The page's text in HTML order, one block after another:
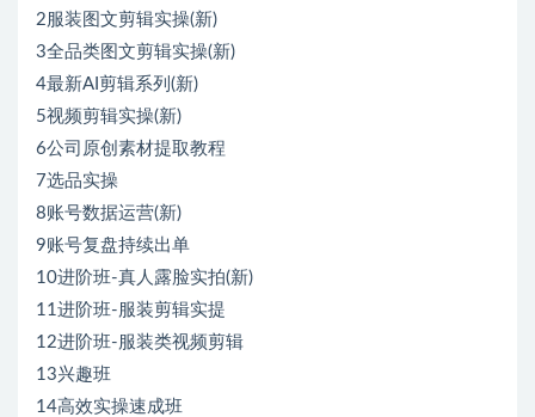
2服装图文剪辑实操(新)
3全品类图文剪辑实操(新)
4最新AI剪辑系列(新)
5视频剪辑实操(新)
6公司原创素材提取教程
7选品实操
8账号数据运营(新)
9账号复盘持续出单
10进阶班-真人露脸实拍(新)
11进阶班-服装剪辑实提
12进阶班-服装类视频剪辑
13兴趣班
14高效实操速成班